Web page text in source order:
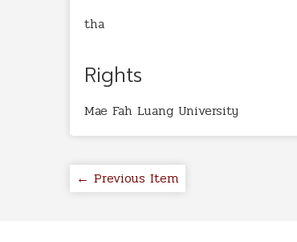
tha
Rights
Mae Fah Luang University
← Previous Item